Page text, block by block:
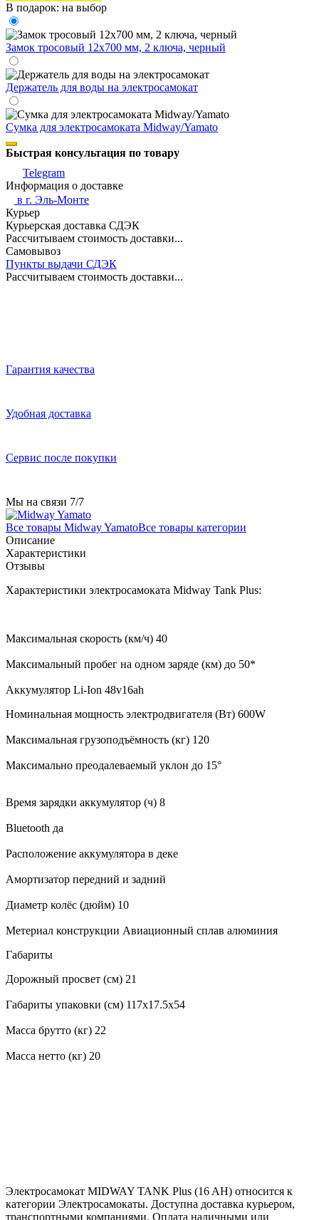
В подарок: на выбор
Замок тросовый 12х700 мм, 2 ключа, черный
Держатель для воды на электросамокат
Сумка для электросамоката Midway/Yamato
Быстрая консультация по товару
Telegram
Информация о доставке
в г. Эль-Монте
Курьер
Курьерская доставка СДЭК
Рассчитываем стоимость доставки...
Самовывоз
Пункты выдачи СДЭК
Рассчитываем стоимость доставки...
Гарантия качества
Удобная доставка
Сервис после покупки
Мы на связи 7/7
Все товары Midway YamatoВсе товары категории
Описание
Характеристики
Отзывы
Характеристики электросамоката Midway Tank Plus:
Максимальная скорость (км/ч) 40
Максимальный пробег на одном заряде (км) до 50*
Аккумулятор Li-Ion 48v16ah
Номинальная мощность электродвигателя (Вт) 600W
Максимальная грузоподъёмность (кг) 120
Максимально преодалеваемый уклон до 15°
Время зарядки аккумулятор (ч) 8
Bluetooth да
Расположение аккумулятора в деке
Амортизатор передний и задний
Диаметр колёс (дюйм) 10
Метериал конструкции Авиационный сплав алюминия
Габариты
Дорожный просвет (см) 21
Габариты упаковки (см) 117x17.5x54
Масса брутто (кг) 22
Масса нетто (кг) 20
Электросамокат MIDWAY TANK Plus (16 AH) относится к
категории Электросамокаты. Доступна доставка курьером,
транспортными компаниями. Оплата наличными или